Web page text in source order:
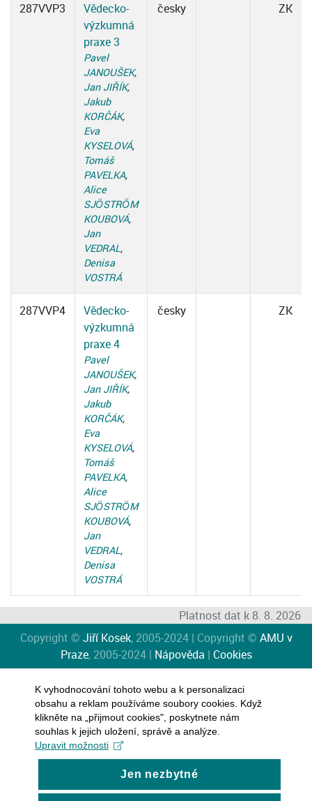
287VVP3
Vědecko-
výzkumná
praxe 3
Pavel
JANOUŠEK,
Jan JIŘÍK,
Jakub
KORČÁK,
Eva
KYSELOVÁ,
Tomáš
PAVELKA,
Alice
SJÖSTRÖM
KOUBOVÁ,
Jan
VEDRAL,
Denisa
VOSTRÁ
česky ZK
287VVP4
Vědecko-
výzkumná
praxe 4
Pavel
JANOUŠEK,
Jan JIŘÍK,
Jakub
KORČÁK,
Eva
KYSELOVÁ,
Tomáš
PAVELKA,
Alice
SJÖSTRÖM
KOUBOVÁ,
Jan
VEDRAL,
Denisa
VOSTRÁ
česky ZK
Platnost dat k 8. 8. 2026
Copyright © Jiří Kosek, 2005-2024 | Copyright © AMU v
Praze, 2005-2024 | Nápověda | Cookies
K vyhodnocování tohoto webu a k personalizaci
obsahu a reklam používáme soubory cookies. Když
klikněte na „přijmout cookies", poskytnete nám
souhlas k jejich uložení, správě a analýze.
Upravit možnosti
Jen nezbytné